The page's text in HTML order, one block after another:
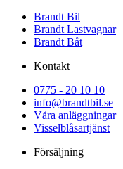
Brandt Bil
Brandt Lastvagnar
Brandt Båt
Kontakt
0775 - 20 10 10
info@brandtbil.se
Våra anläggningar
Visselblåsartjänst
Försäljning